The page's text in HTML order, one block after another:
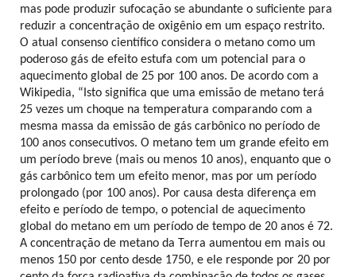
mas pode produzir sufocação se abundante o suficiente para
reduzir a concentração de oxigênio em um espaço restrito.
O atual consenso científico considera o metano como um
poderoso gás de efeito estufa com um potencial para o
aquecimento global de 25 por 100 anos. De acordo com a
Wikipedia, “Isto significa que uma emissão de metano terá
25 vezes um choque na temperatura comparando com a
mesma massa da emissão de gás carbônico no período de
100 anos consecutivos. O metano tem um grande efeito em
um período breve (mais ou menos 10 anos), enquanto que o
gás carbônico tem um efeito menor, mas por um período
prolongado (por 100 anos). Por causa desta diferença em
efeito e período de tempo, o potencial de aquecimento
global do metano em um período de tempo de 20 anos é 72.
A concentração de metano da Terra aumentou em mais ou
menos 150 por cento desde 1750, e ele responde por 20 por